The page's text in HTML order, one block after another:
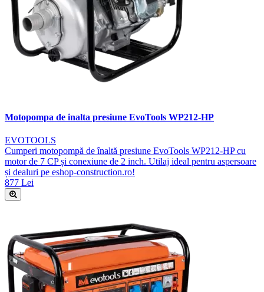
Motopompa de inalta presiune EvoTools WP212-HP
EVOTOOLS
Cumperi motopompă de înaltă presiune EvoTools WP212-HP cu
motor de 7 CP și conexiune de 2 inch. Utilaj ideal pentru aspersoare
și dealuri pe eshop-construction.ro!
877 Lei